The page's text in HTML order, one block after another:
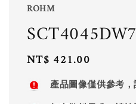
ROHM
Regular
price
NT$ 421.00
產品圖像僅供參考